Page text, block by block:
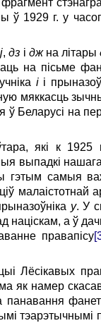
ў 1929 г. у
j,дз і джна літары
на пісьме
іі
мяккасць
ў Беларусі на
які к 1925
выпадкі нашага
гэтым самыя
малаістотнай
у. У
націскам, а ў
правапісу
Лёсікавых
як намер
панавання
тэарэтычнымі